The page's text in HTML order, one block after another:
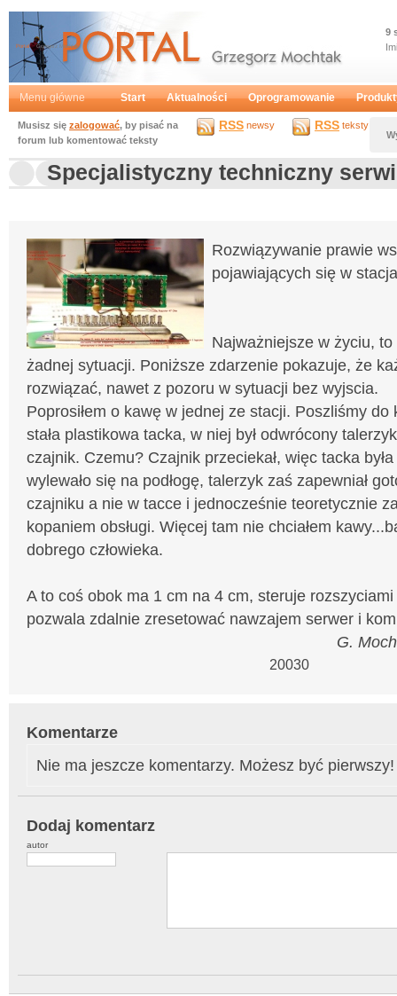
9
Portal Grzegorz Mochtak
Menu główne Start Aktualności Oprogramowanie
RSS newsy RSS teksty
Musisz się zalogować, by pisać na
forum lub komentować teksty
Specjalistyczny techniczny
Rozwiązywanie prawie
pojawiających się w
Najważniejsze w życiu,
żadnej sytuacji. Poniższe zdarzenie pokazuje, że
rozwiązać, nawet z pozoru w sytuacji bez wyjscia.
Poprosiłem o kawę w jednej ze stacji. Poszliśmy do
stała plastikowa tacka, w niej był odwrócony
czajnik. Czemu? Czajnik przeciekał, więc tacka
wylewało się na podłogę, talerzyk zaś zapewniał
czajniku a nie w tacce i jednocześnie teoretycznie
kopaniem obsługi. Więcej tam nie chciałem
dobrego człowieka.
A to coś obok ma 1 cm na 4 cm, steruje
pozwala zdalnie zresetować nawzajem serwer i
G.
20030
Komentarze
Nie ma jeszcze komentarzy. Możesz być pierwszy!
Dodaj komentarz
autor